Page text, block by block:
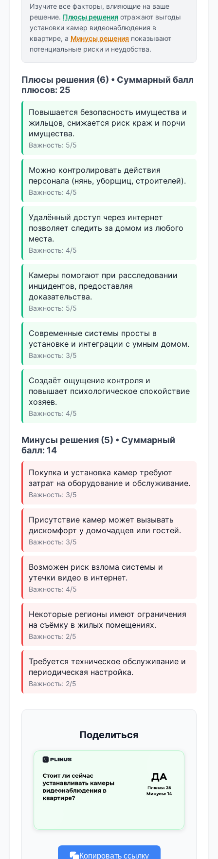
Изучите все факторы, влияющие на ваше
решение. Плюсы решения отражают выгоды
установки камер видеонаблюдения в
квартире, а Минусы решения показывают
потенциальные риски и неудобства.
Плюсы решения (6) • Суммарный балл
плюсов: 25
Повышается безопасность имущества и
жильцов, снижается риск краж и порчи
имущества.
Важность: 5/5
Можно контролировать действия
персонала (нянь, уборщиц, строителей).
Важность: 4/5
Удалённый доступ через интернет
позволяет следить за домом из любого
места.
Важность: 4/5
Камеры помогают при расследовании
инцидентов, предоставляя
доказательства.
Важность: 5/5
Современные системы просты в
установке и интеграции с умным домом.
Важность: 3/5
Создаёт ощущение контроля и
повышает психологическое спокойствие
хозяев.
Важность: 4/5
Минусы решения (5) • Суммарный
балл: 14
Покупка и установка камер требуют
затрат на оборудование и обслуживание.
Важность: 3/5
Присутствие камер может вызывать
дискомфорт у домочадцев или гостей.
Важность: 3/5
Возможен риск взлома системы и
утечки видео в интернет.
Важность: 4/5
Некоторые регионы имеют ограничения
на съёмку в жилых помещениях.
Важность: 2/5
Требуется техническое обслуживание и
периодическая настройка.
Важность: 2/5
Поделиться
Копировать ссылку